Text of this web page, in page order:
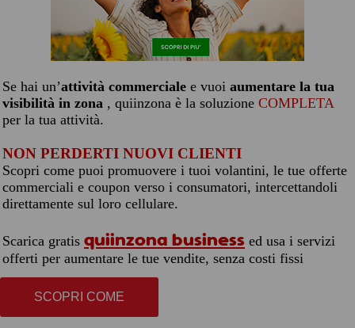
Se hai un’attività commerciale e vuoi aumentare la tua
visibilità in zona , quiinzona è la soluzione COMPLETA
per la tua attività.
NON PERDERTI NUOVI CLIENTI
Scopri come puoi promuovere i tuoi volantini, le tue offerte
commerciali e coupon verso i consumatori, intercettandoli
direttamente sul loro cellulare.
Scarica gratis quiinzona business ed usa i servizi
offerti per aumentare le tue vendite, senza costi fissi
SCOPRI COME